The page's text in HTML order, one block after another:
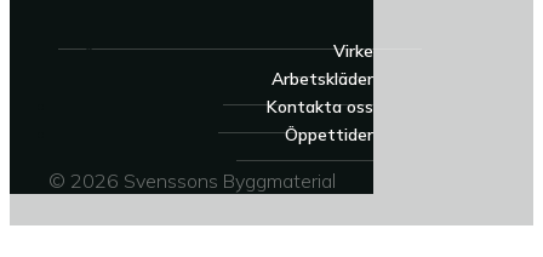
Virke
Arbetskläder
Kontakta oss
Öppettider
© 2026 Svenssons Byggmaterial